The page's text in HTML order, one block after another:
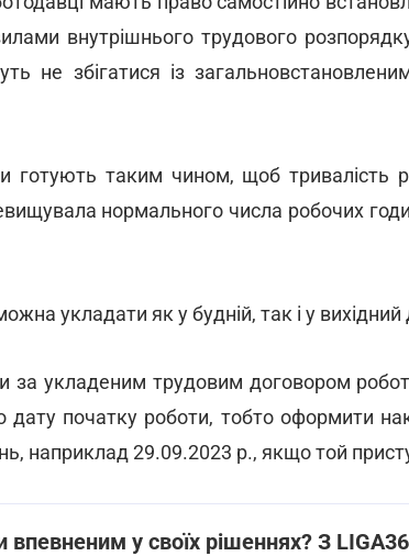
внутрішнього трудового
не збiгатися iз
готують таким чином, щоб тривалiсть
нормального числа робочих
укладати як у будній, так і у вихідний
за укладеним трудовим договором
початку роботи, тобто оформити
наприклад 29.09.2023 р., якщо той
у своїх рішеннях? З